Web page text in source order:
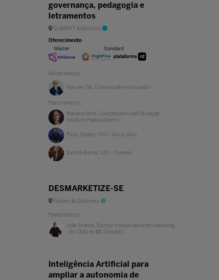
governança, pedagogia e
letramentos
SUMMIT Ai4School
Oferecimento
Moderador(a)
Marcelo Tas, Comunicador e educador
Palestrante(s)
Mariana Ochs, Coordenadora de Educação -
Instituto Palavra Aberta
Paulo Silveira, CVO - Alura | Alun
Sandro Bonás, CEO - Conexia
DESMARKETIZE-SE
Fórum de Gestores
Palestrante(s)
João Branco, Escritor e especialista em marketing
- Ex-CMO do MC Donald's
Inteligência Artificial para
ampliar a autonomia de